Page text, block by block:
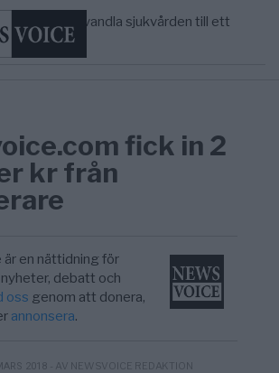
och KD vill omvandla sjukvården till ett
anstormning till Ceuta – Misstankar
fick in 2
kr från
är en nättidning för
debatt och
oss genom att donera,
annonsera.
2018 - AV NEWSVOICE REDAKTION